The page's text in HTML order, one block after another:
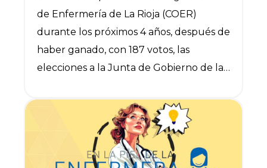
de Enfermería de La Rioja (COER)
durante los próximos 4 años, después de
haber ganado, con 187 votos, las
elecciones a la Junta de Gobierno de la
Alicia Ibáñez se ha impuesto a la
candidatura liderada por Raquel Velilla
que ha obtenido 89 votos. Los votos
totales emitidos han sido 278, lo que
Ver noticia